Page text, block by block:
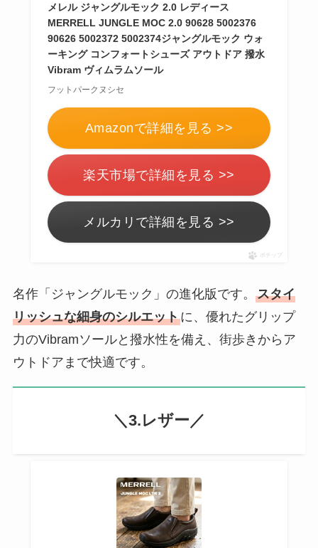
メレル ジャングルモック 2.0 レディース
MERRELL JUNGLE MOC 2.0 90628 5002376
90626 5002372 5002374ジャングルモック ウォ
ーキング コンフォートシューズ アウトドア 撥水
Vibram ヴィムラムソール
フットパークヌシセ
Amazonで詳細を見る >>
楽天市場で詳細を見る >>
メルカリで詳細を見る >>
ポチップ
名作「ジャングルモック」の進化版です。 スタイ
リッシュな細身のシルエットに、優れたグリップ
力のVibramソールと撥水性を備え、街歩きからア
ウトドアまで快適です。
＼3.レザー／